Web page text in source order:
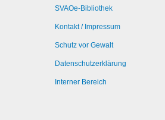
SVAOe-Bibliothek
Kontakt / Impressum
Schutz vor Gewalt
Datenschutzerklärung
Interner Bereich